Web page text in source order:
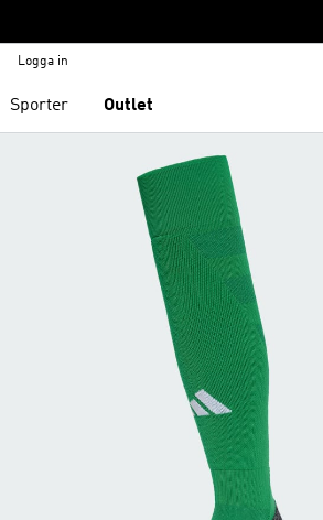
Logga in
Sporter Outlet